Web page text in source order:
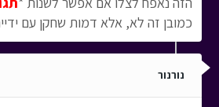
כמובן זה לא, אלא דמות שחקן עם
נורנור